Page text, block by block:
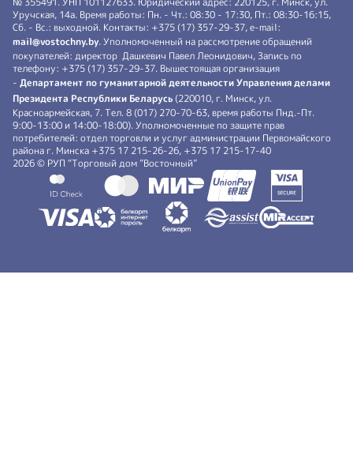
Уручская, 14а. Время работы: Пн. - Чт.: 08:30 - 17:30, Пт.: 08:30-16:15,
Сб. - Вс.: выходной. Контакты: +375 (17) 357-29-37, e-mail:
mail@vostochny.by. Уполномоченный на рассмотрение обращений
покупателей: директор Дашкевич Павел Леонидович, Запись по
телефону: +375 (17) 357-29-37. Вышестоящая организация
- Департамент по гуманитарной деятельности Управления делами
Президента Республики Беларусь (220010, г. Минск, ул.
Красноармейская, 7. Тел. 8 (017) 270-70-63, время работы Пнд.-Пт.
9:00-13:00 и 14:00-18:00). Уполномоченные по защите прав
потребителей: отдел торговли и услуг администрации Первомайского
района г. Минска +375 17 215-26-26, +375 17 215-17-40
2026 © РУП “Торговый дом ”Восточный”